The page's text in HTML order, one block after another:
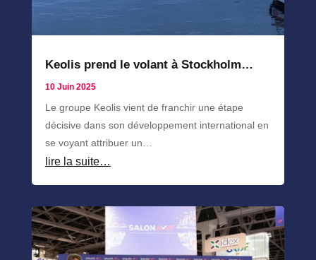
Keolis prend le volant à Stockholm…
10 Juin 2025
Le groupe Keolis vient de franchir une étape
décisive dans son développement international en
se voyant attribuer un…
lire la suite…